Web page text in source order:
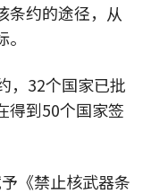
条约的途径，从
，32个国家已批
得到50个国家签
《禁止核武器条